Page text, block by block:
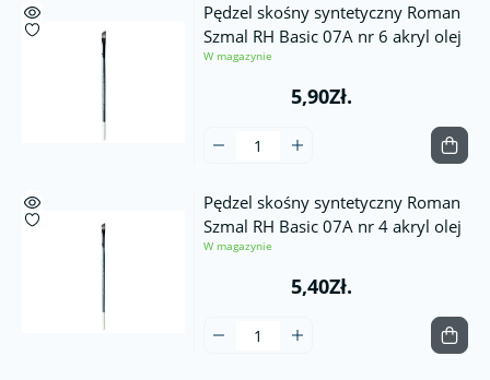
Pędzel skośny syntetyczny Roman
Szmal RH Basic 07A nr 6 akryl olej
W magazynie
5,90Zł.
Pędzel skośny syntetyczny Roman
Szmal RH Basic 07A nr 4 akryl olej
W magazynie
5,40Zł.